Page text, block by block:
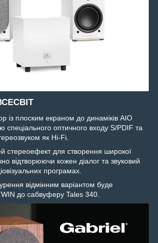
із плоским екраном до динаміків AIO
спеціального оптичного входу S/PDIF та
як Hi-Fi.
стереоефект для створення широкої
відтворюючи кожен діалог та звуковий
програмах.
відмінним варіантом буде
до сабвуферу Tales 340.